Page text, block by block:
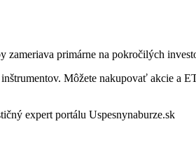
primárne na pokročilých
Môžete nakupovať akcie a
expert portálu Uspesnynaburze.sk